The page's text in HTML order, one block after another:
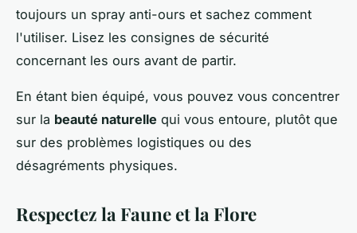
toujours un spray anti-ours et sachez comment
l'utiliser. Lisez les consignes de sécurité
concernant les ours avant de partir.
En étant bien équipé, vous pouvez vous concentrer
sur la beauté naturelle qui vous entoure, plutôt que
sur des problèmes logistiques ou des
désagréments physiques.
Respectez la Faune et la Flore